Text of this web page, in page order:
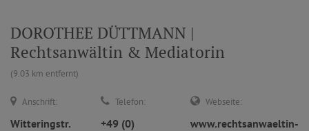
DOROTHEE DÜTTMANN |
Rechtsanwältin & Mediatorin
(9.03 km entfernt)
Anschrift:
Witteringstr.
Telefon:
+49 (0)
Webseite:
www.rechtsanwaeltin-